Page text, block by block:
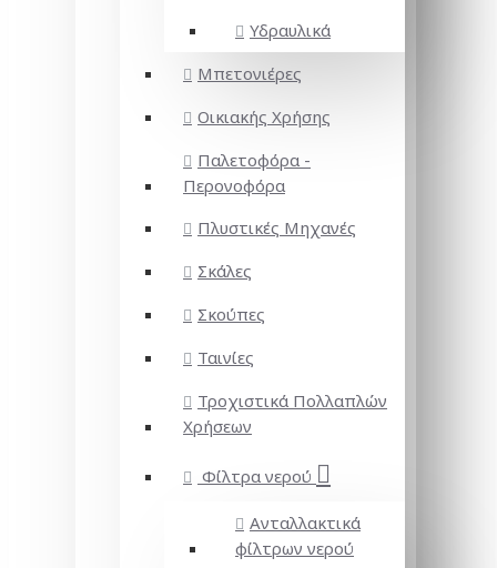
Υδραυλικά
Μπετονιέρες
Οικιακής Χρήσης
Παλετοφόρα -
Περονοφόρα
Πλυστικές Μηχανές
Σκάλες
Σκούπες
Ταινίες
Τροχιστικά Πολλαπλών
Χρήσεων
Φίλτρα νερού
Ανταλλακτικά
φίλτρων νερού